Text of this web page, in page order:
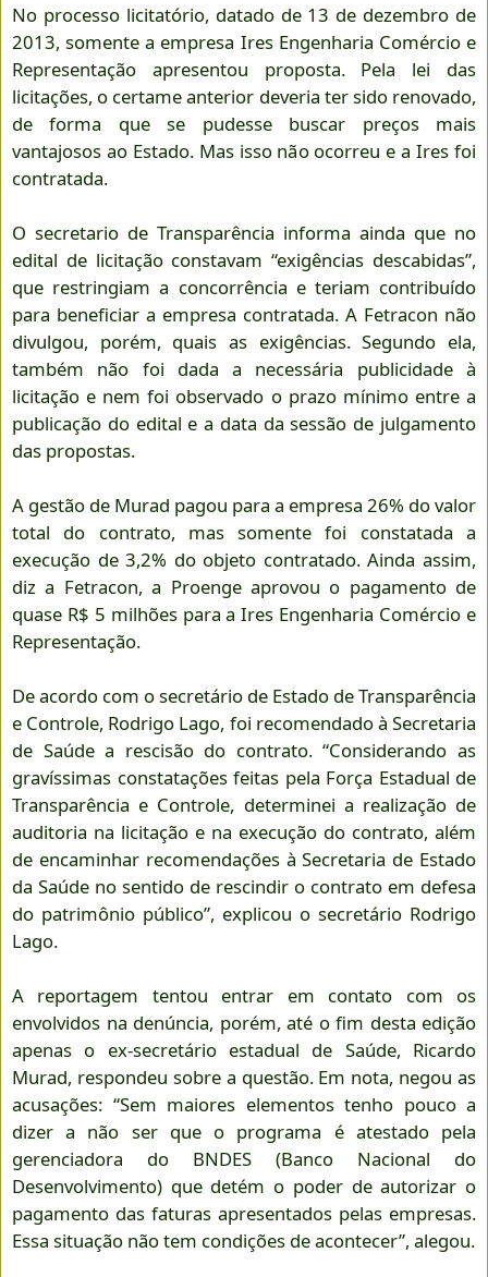
No processo licitatório, datado de 13 de dezembro de
2013, somente a empresa Ires Engenharia Comércio e
Representação apresentou proposta. Pela lei das
licitações, o certame anterior deveria ter sido renovado,
de forma que se pudesse buscar preços mais
vantajosos ao Estado. Mas isso não ocorreu e a Ires foi
contratada.
O secretario de Transparência informa ainda que no
edital de licitação constavam “exigências descabidas”,
que restringiam a concorrência e teriam contribuído
para beneficiar a empresa contratada. A Fetracon não
divulgou, porém, quais as exigências. Segundo ela,
também não foi dada a necessária publicidade à
licitação e nem foi observado o prazo mínimo entre a
publicação do edital e a data da sessão de julgamento
das propostas.
A gestão de Murad pagou para a empresa 26% do valor
total do contrato, mas somente foi constatada a
execução de 3,2% do objeto contratado. Ainda assim,
diz a Fetracon, a Proenge aprovou o pagamento de
quase R$ 5 milhões para a Ires Engenharia Comércio e
Representação.
De acordo com o secretário de Estado de Transparência
e Controle, Rodrigo Lago, foi recomendado à Secretaria
de Saúde a rescisão do contrato. “Considerando as
gravíssimas constatações feitas pela Força Estadual de
Transparência e Controle, determinei a realização de
auditoria na licitação e na execução do contrato, além
de encaminhar recomendações à Secretaria de Estado
da Saúde no sentido de rescindir o contrato em defesa
do patrimônio público”, explicou o secretário Rodrigo
Lago.
A reportagem tentou entrar em contato com os
envolvidos na denúncia, porém, até o fim desta edição
apenas o ex-secretário estadual de Saúde, Ricardo
Murad, respondeu sobre a questão. Em nota, negou as
acusações: “Sem maiores elementos tenho pouco a
dizer a não ser que o programa é atestado pela
gerenciadora do BNDES (Banco Nacional do
Desenvolvimento) que detém o poder de autorizar o
pagamento das faturas apresentados pelas empresas.
Essa situação não tem condições de acontecer”, alegou.